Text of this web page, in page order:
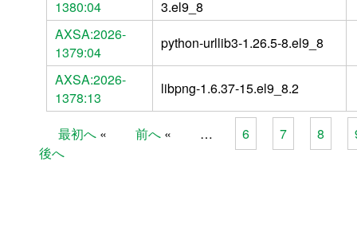
1380:04
3.el9_8
AXSA:2026-
1379:04
python-urllib3-1.26.5-8.el9_8
AXSA:2026-
1378:13
libpng-1.6.37-15.el9_8.2
Pages
最初へ 前へ … 6 7 8
後へ